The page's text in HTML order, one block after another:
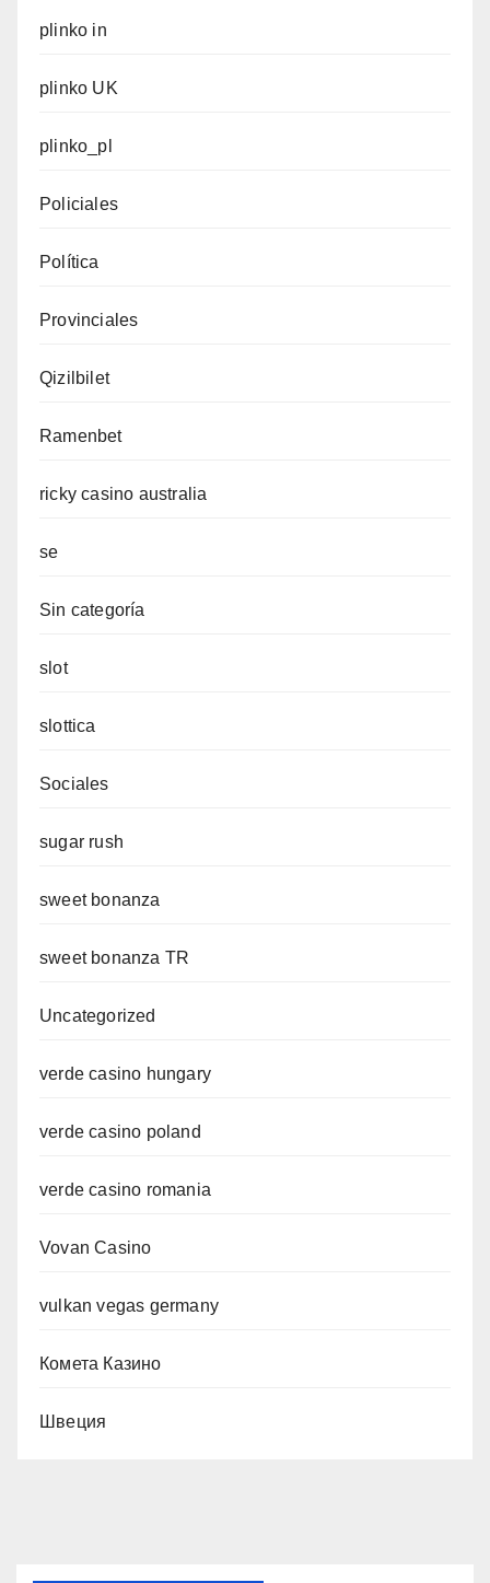
plinko in
plinko UK
plinko_pl
Policiales
Política
Provinciales
Qizilbilet
Ramenbet
ricky casino australia
se
Sin categoría
slot
slottica
Sociales
sugar rush
sweet bonanza
sweet bonanza TR
Uncategorized
verde casino hungary
verde casino poland
verde casino romania
Vovan Casino
vulkan vegas germany
Комета Казино
Швеция